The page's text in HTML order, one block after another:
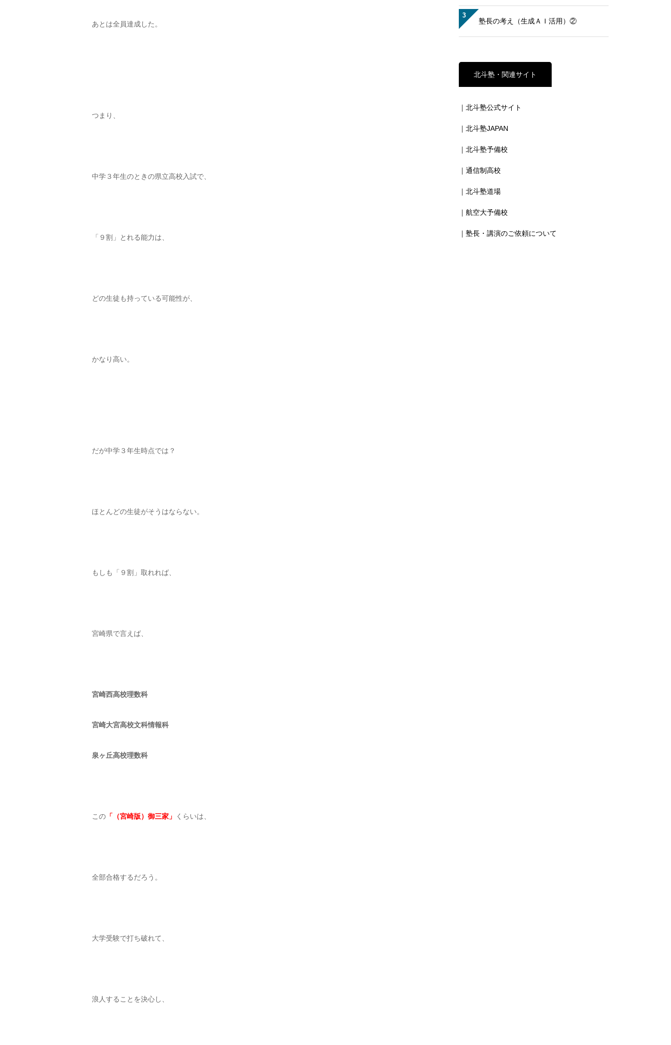
あとは全員達成した。
つまり、
中学３年生のときの県立高校入試で、
「９割」とれる能力は、
どの生徒も持っている可能性が、
かなり高い。
だが中学３年生時点では？
ほとんどの生徒がそうはならない。
もしも「９割」取れれば、
宮崎県で言えば、
宮崎西高校理数科
宮崎大宮高校文科情報科
泉ヶ丘高校理数科
この 「（宮崎版）御三家」 くらいは、
全部合格するだろう。
大学受験で打ち破れて、
浪人することを決心し、
3
塾長の考え（生成ＡＩ活用）②
北斗塾・関連サイト
｜北斗塾公式サイト
｜北斗塾JAPAN
｜北斗塾予備校
｜通信制高校
｜北斗塾道場
｜航空大予備校
｜塾長・講演のご依頼について